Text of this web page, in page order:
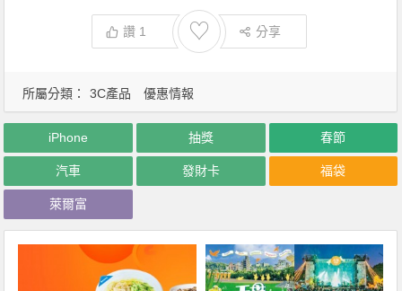
讚 1 ♡ 分享
所屬分類： 3C產品 優惠情報
iPhone 抽獎 春節
汽車 發財卡 福袋
萊爾富